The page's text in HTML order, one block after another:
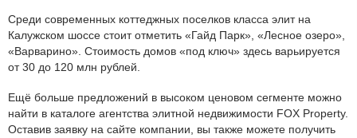
Среди современных коттеджных поселков класса элит на
Калужском шоссе стоит отметить «Гайд Парк», «Лесное озеро»,
«Варварино». Стоимость домов «под ключ» здесь варьируется
от 30 до 120 млн рублей.
Ещё больше предложений в высоком ценовом сегменте можно
найти в каталоге агентства элитной недвижимости FOX Property.
Оставив заявку на сайте компании, вы также можете получить